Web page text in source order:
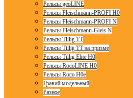
Рельсы geoLINE
Рельсы Fleischmann-PROFI H0
Рельсы Fleischmann-PROFI N
Рельсы Fleischmann-Gleis N
Рельсы Tillig TT
Рельсы Tillig TT на призме
Рельсы Tillig Elite H0
Рельсы RocoLINE H0
Рельсы Roco H0e
Гравий модельный
Разное